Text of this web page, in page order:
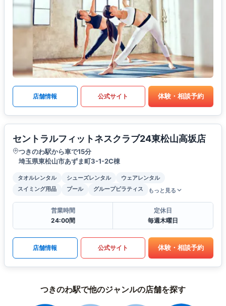
店舗情報 公式サイト 体験・相談予約
セントラルフィットネスクラブ24東松山高坂店
つきのわ駅から車で15分
埼玉県東松山市あずま町3-1-2C棟
タオルレンタル シューズレンタル
ウェアレンタル
スイミング用品
プール グループピラティス もっと見る
営業時間
24:00間
定休日
毎週木曜日
店舗情報 公式サイト 体験・相談予約
つきのわ駅で他のジャンルの店舗を探す